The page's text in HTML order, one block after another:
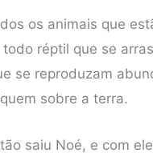
os animais que
todo réptil que se
se reproduzam
sobre a terra.
saiu Noé, e com